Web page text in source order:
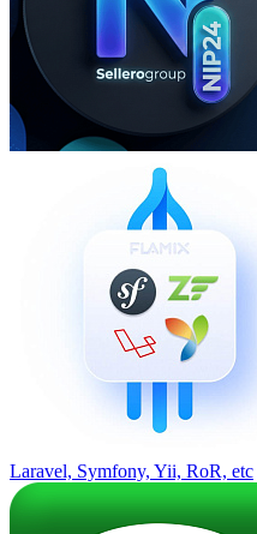
Laravel, Symfony, Yii, RoR, etc